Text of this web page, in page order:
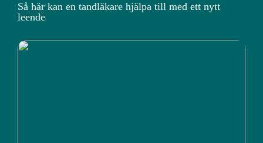
Så här kan en tandläkare hjälpa till med ett nytt
leende